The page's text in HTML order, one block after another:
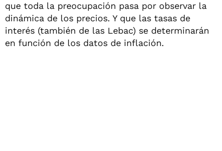
que toda la preocupación pasa por observar la
dinámica de los precios. Y que las tasas de
interés (también de las Lebac) se determinarán
en función de los datos de inflación.